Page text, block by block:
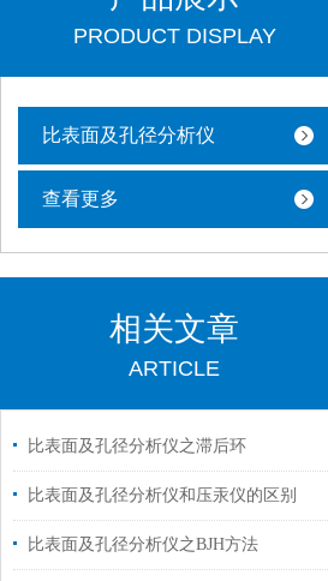
PRODUCT DISPLAY
比表面及孔径分析仪
查看更多
相关文章
ARTICLE
比表面及孔径分析仪之滞后环
比表面及孔径分析仪和压汞仪的区别
比表面及孔径分析仪之BJH方法